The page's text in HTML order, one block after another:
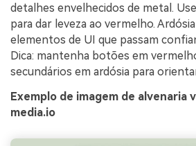
detalhes envelhecidos de metal.
para dar leveza ao vermelho.
elementos de UI que passam
Dica: mantenha botões em
secundários em ardósia para
Exemplo de imagem de alvenaria
media.io